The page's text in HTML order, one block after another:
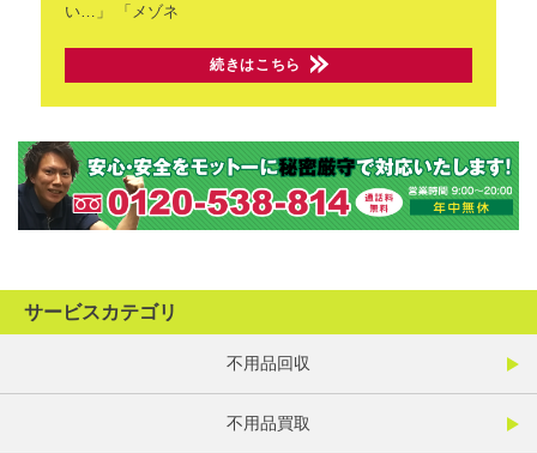
い…」
「メゾネ
続きはこちら
サービスカテゴリ
不用品回収
不用品買取